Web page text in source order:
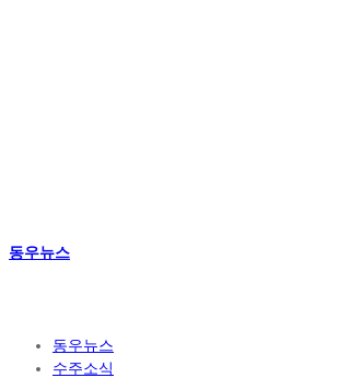
동우뉴스
동우뉴스
수주소식